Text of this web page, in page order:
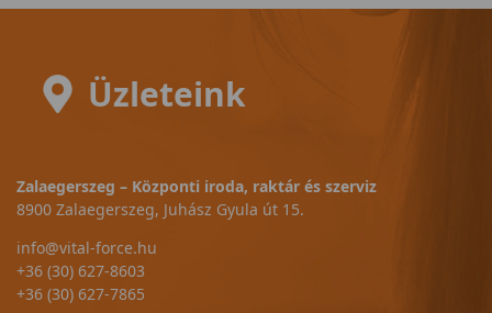
Üzleteink
Zalaegerszeg – Központi iroda, raktár és szerviz
8900 Zalaegerszeg, Juhász Gyula út 15.
info@vital-force.hu
+36 (30) 627-8603
+36 (30) 627-7865